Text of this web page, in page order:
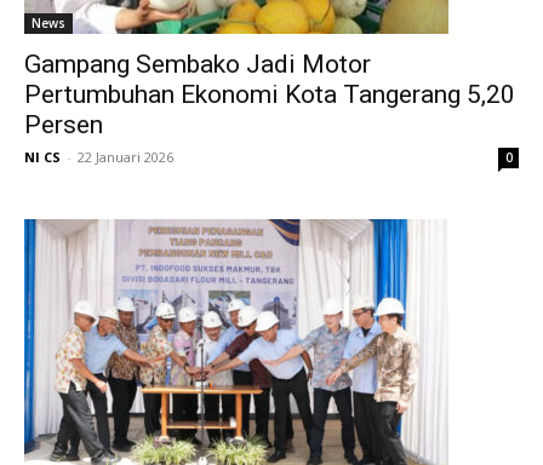
News
Gampang Sembako Jadi Motor
Pertumbuhan Ekonomi Kota Tangerang 5,20
Persen
NI CS - 22 Januari 2026 0